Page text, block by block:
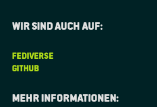
Wir sind auch auf:
FEDIVERSE
GITHUB
Mehr informationen: